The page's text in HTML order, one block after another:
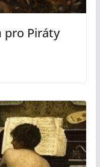
pro Piráty